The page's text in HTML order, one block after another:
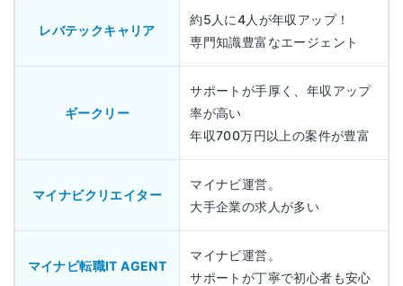
レバテックキャリア
約5人に4人が年収アップ！
専門知識豊富なエージェント
ギークリー
サポートが手厚く、年収アップ
率が高い
年収700万円以上の案件が豊富
マイナビクリエイター
マイナビ運営。
大手企業の求人が多い
マイナビ転職IT AGENT
マイナビ運営。
サポートが丁寧で初心者も安心